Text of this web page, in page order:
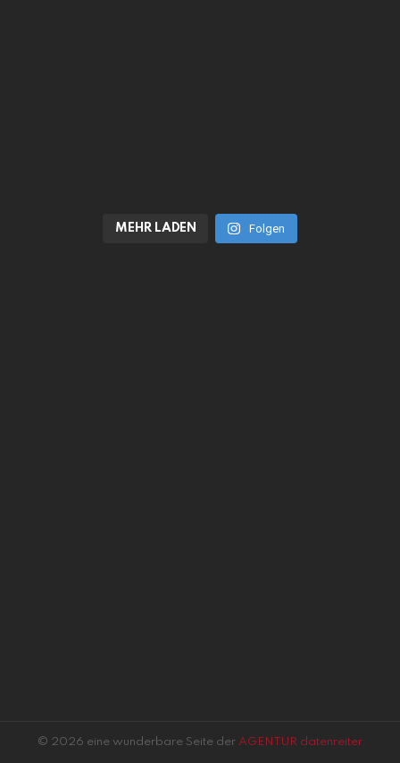
MEHR LADEN Folgen
© 2026 eine wunderbare Seite der AGENTUR datenreiter